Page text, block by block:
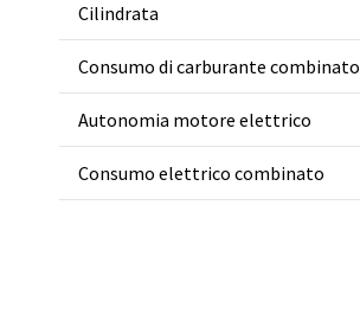
Cilindrata
Consumo di carburante combinato
Autonomia motore elettrico
Consumo elettrico combinato